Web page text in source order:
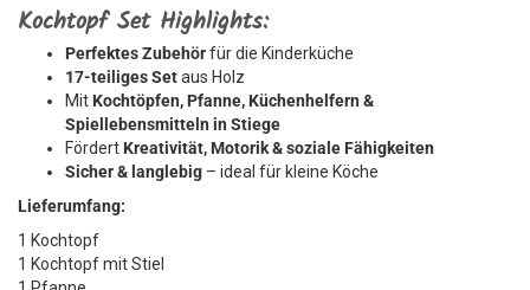
Kochtopf Set Highlights:
Perfektes Zubehörfür die Kinderküche
17-teiliges Setaus Holz
Mit Kochtöpfen, Pfanne, Küchenhelfern &
Spiellebensmitteln in Stiege
Fördert Kreativität, Motorik & soziale Fähigkeiten
Sicher & langlebig – ideal für kleine Köche
Lieferumfang:
1 Kochtopf
1 Kochtopf mit Stiel